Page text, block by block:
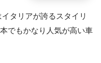
タリアが誇るスタイリ
でもかなり人気が高い車